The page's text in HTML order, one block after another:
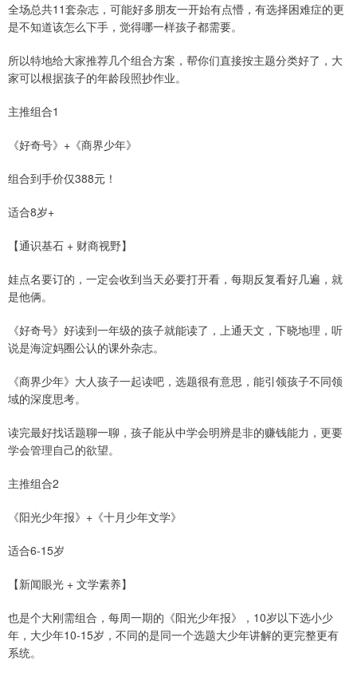
全场总共11套杂志，可能好多朋友一开始有点懵，有选择困难症的更
是不知道该怎么下手，觉得哪一样孩子都需要。
所以特地给大家推荐几个组合方案，帮你们直接按主题分类好了，大
家可以根据孩子的年龄段照抄作业。
主推组合1
《好奇号》+《商界少年》
组合到手价仅388元！
适合8岁+
【通识基石 + 财商视野】
娃点名要订的，一定会收到当天必要打开看，每期反复看好几遍，就
是他俩。
《好奇号》好读到一年级的孩子就能读了，上通天文，下晓地理，听
说是海淀妈圈公认的课外杂志。
《商界少年》大人孩子一起读吧，选题很有意思，能引领孩子不同领
域的深度思考。
读完最好找话题聊一聊，孩子能从中学会明辨是非的赚钱能力，更要
学会管理自己的欲望。
主推组合2
《阳光少年报》+《十月少年文学》
适合6-15岁
【新闻眼光 + 文学素养】
也是个大刚需组合，每周一期的《阳光少年报》，10岁以下选小少
年，大少年10-15岁，不同的是同一个选题大少年讲解的更完整更有
系统。